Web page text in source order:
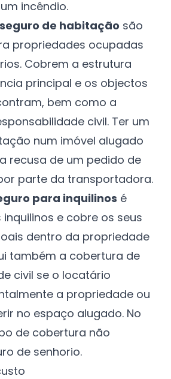
incêndio.
de habitação são
propriedades ocupadas
Cobrem a estrutura
principal e os objectos
bem como a
civil. Ter um
num imóvel alugado
recusa de um pedido de
parte da transportadora.
para inquilinos é
e cobre os seus
dentro da propriedade
também a cobertura de
civil se o locatário
a propriedade ou
no espaço alugado. No
de cobertura não
de senhorio.